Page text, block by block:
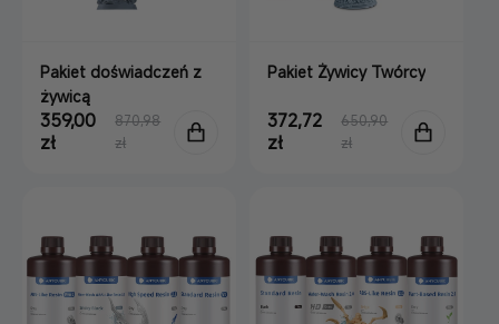
Pakiet doświadczeń z
żywicą
Cena
sprzedaży
359,00
zł
Cena
regularna
870,98
zł
Pakiet Żywicy Twórcy
Cena
sprzedaży
372,72
zł
Cena
regularna
650,90
zł